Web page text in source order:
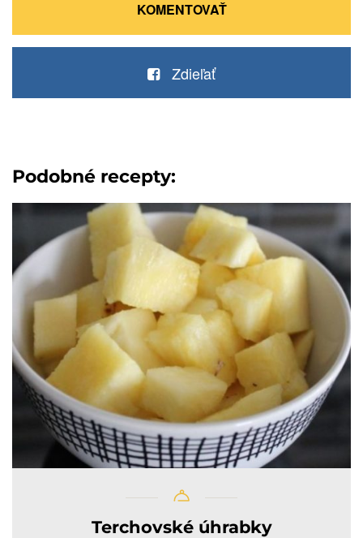
KOMENTOVAŤ
Zdieľať
Podobné recepty:
Terchovské úhrabky